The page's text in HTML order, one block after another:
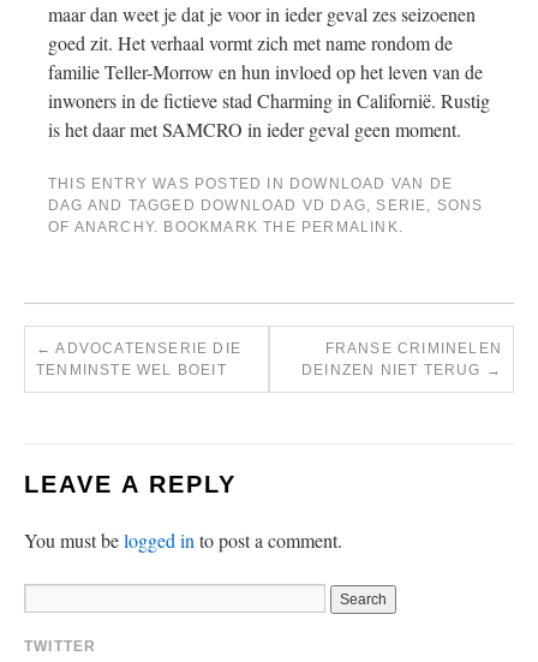
maar dan weet je dat je voor in ieder geval zes seizoenen
goed zit. Het verhaal vormt zich met name rondom de
familie Teller-Morrow en hun invloed op het leven van de
inwoners in de fictieve stad Charming in Californië. Rustig
is het daar met SAMCRO in ieder geval geen moment.
THIS ENTRY WAS POSTED IN
DOWNLOAD VAN DE
DAG AND TAGGED DOWNLOAD VD DAG, SERIE, SONS
OF ANARCHY. BOOKMARK THE PERMALINK.
← ADVOCATENSERIE DIE
TENMINSTE WEL BOEIT
FRANSE CRIMINELEN
DEINZEN NIET TERUG →
LEAVE A REPLY
You must belogged into post a comment.
TWITTERduckrabbit